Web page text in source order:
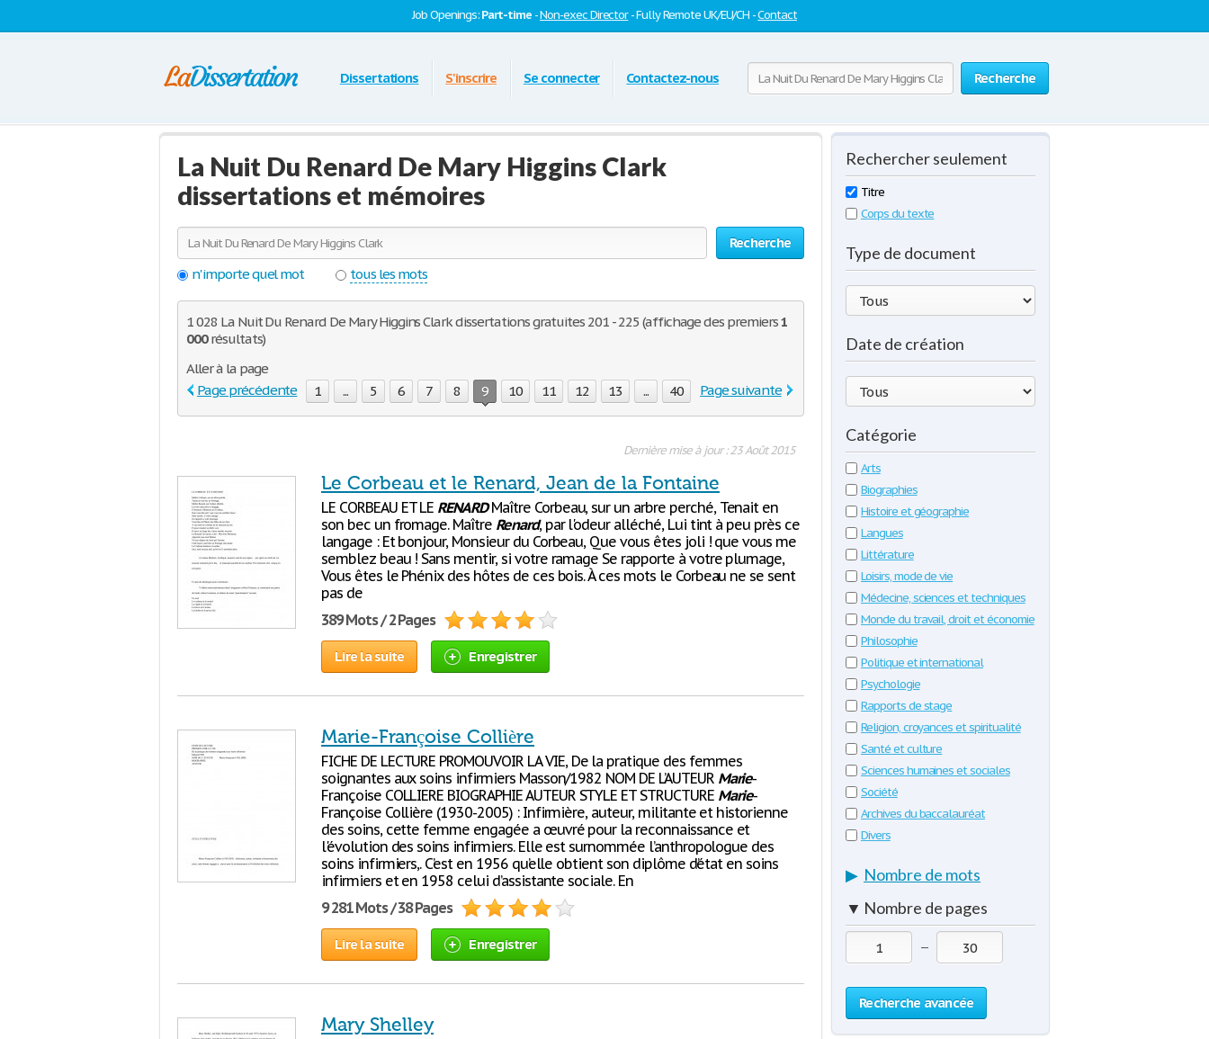
Job Openings:Part-time -Non-exec Director- Fully Remote UK/EU/CH -Contact
Recherche
Dissertations S'inscrire Se connecter Contactez-nous
La Nuit Du Renard De Mary Higgins Clark
dissertations et mémoires
Recherche
n'importe quel mot
tous les mots
1 028 La Nuit Du Renard De Mary Higgins Clark dissertations gratuites 201 - 225 (affichage des premiers1
000résultats)
Aller à la page
Page précédente
1 ... 5 6 7 8 9 10 11 12 13 ... 40 Page suivante
Dernière mise à jour : 23 Août 2015
Le Corbeau et le Renard, Jean de la Fontaine
LE CORBEAU ET LE RENARDMaître Corbeau, sur un arbre perché, Tenait en
son bec un fromage. Maître Renard, par l'odeur alléché, Lui tint à peu près ce
langage : Et bonjour, Monsieur du Corbeau, Que vous êtes joli ! que vous me
semblez beau ! Sans mentir, si votre ramage Se rapporte à votre plumage,
Vous êtes le Phénix des hôtes de ces bois. À ces mots le Corbeau ne se sent
pas de
389 Mots / 2 Pages
Lire la suite Enregistrer
Marie-Françoise Collière
FICHE DE LECTURE PROMOUVOIR LA VIE, De la pratique des femmes
soignantes aux soins infirmiers Masson/1982 NOM DE L’AUTEUR Marie-
Françoise COLLIERE BIOGRAPHIE AUTEUR STYLE ET STRUCTURE Marie-
Françoise Collière (1930-2005) : Infirmière, auteur, militante et historienne
des soins, cette femme engagée a œuvré pour la reconnaissance et
l'évolution des soins infirmiers. Elle est surnommée l’anthropologue des
soins infirmiers,. C’est en 1956 qu’elle obtient son diplôme d’état en soins
infirmiers et en 1958 celui d’assistante sociale. En
9 281 Mots / 38 Pages
Lire la suite Enregistrer
Mary Shelley
Rechercher seulement
Titre
Corps du texte
Type de document
Date de création
Catégorie
Arts
Biographies
Histoire et géographie
Langues
Littérature
Loisirs, mode de vie
Médecine, sciences et techniques
Monde du travail, droit et économie
Philosophie
Politique et international
Psychologie
Rapports de stage
Religion, croyances et spiritualité
Santé et culture
Sciences humaines et sociales
Société
Archives du baccalauréat
Divers
▶ Nombre de mots
▼ Nombre de pages
—
Recherche avancée